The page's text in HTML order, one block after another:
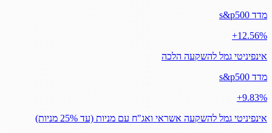
מדד s&p500
‎+12.56%
אינפיניטי גמל להשקעה הלכה
מדד s&p500
‎+9.83%
אינפיניטי גמל להשקעה אשראי ואג"ח עם מניות (עד 25% מניות)